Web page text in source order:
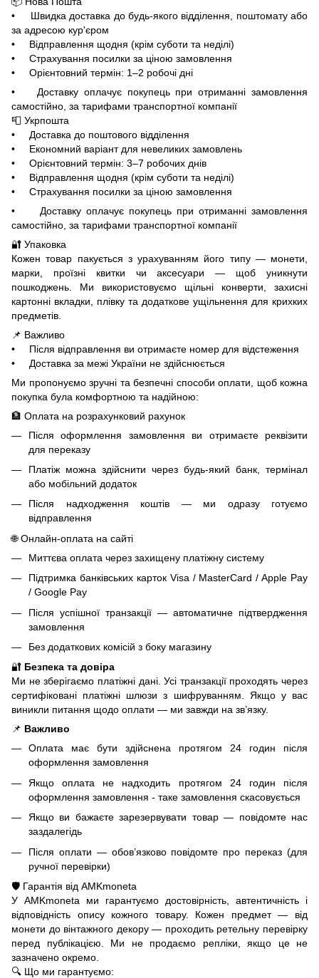
• Швидка доставка до будь-якого відділення, поштомату або
за адресою кур'єром
• Відправлення щодня (крім суботи та неділі)
• Страхування посилки за ціною замовлення
• Орієнтовний термін: 1–2 робочі дні
• Доставку оплачує покупець при отриманні замовлення
самостійно, за тарифами транспортної компанії
📮 Укрпошта
• Доставка до поштового відділення
• Економний варіант для невеликих замовлень
• Орієнтовний термін: 3–7 робочих днів
• Відправлення щодня (крім суботи та неділі)
• Страхування посилки за ціною замовлення
• Доставку оплачує покупець при отриманні замовлення
самостійно, за тарифами транспортної компанії
🔐 Упаковка
Кожен товар пакується з урахуванням його типу — монети,
марки, проїзні квитки чи аксесуари — щоб уникнути
пошкоджень. Ми використовуємо щільні конверти, захисні
картонні вкладки, плівку та додаткове ущільнення для крихких
предметів.
📌 Важливо
• Після відправлення ви отримаєте номер для відстеження
• Доставка за межі України не здійснюється
Ми пропонуємо зручні та безпечні способи оплати, щоб кожна
покупка була комфортною та надійною:
🏦 Оплата на розрахунковий рахунок
Після оформлення замовлення ви отримаєте реквізити
для переказу
Платіж можна здійснити через будь-який банк, термінал
або мобільний додаток
Після надходження коштів — ми одразу готуємо
відправлення
🌐 Онлайн-оплата на сайті
Миттєва оплата через захищену платіжну систему
Підтримка банківських карток Visa / MasterCard / Apple Pay
/ Google Pay
Після успішної транзакції — автоматичне підтвердження
замовлення
Без додаткових комісій з боку магазину
🔐 Безпека та довіра
Ми не зберігаємо платіжні дані. Усі транзакції проходять через
сертифіковані платіжні шлюзи з шифруванням. Якщо у вас
виникли питання щодо оплати — ми завжди на зв’язку.
📌 Важливо
Оплата має бути здійснена протягом 24 годин після
оформлення замовлення
Якщо оплата не надходить протягом 24 годин після
оформлення замовлення - таке замовлення скасовується
Якщо ви бажаєте зарезервувати товар — повідомте нас
заздалегідь
Після оплати — обов’язково повідомте про переказ (для
ручної перевірки)
🛡️ Гарантія від AMKmoneta
У AMKmoneta ми гарантуємо достовірність, автентичність і
відповідність опису кожного товару. Кожен предмет — від
монети до вінтажного декору — проходить ретельну перевірку
перед публікацією. Ми не продаємо репліки, якщо це не
зазначено окремо.
🔍 Що ми гарантуємо: